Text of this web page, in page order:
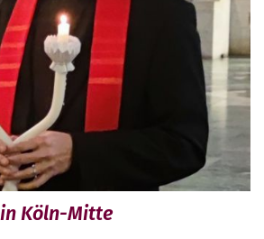
Köln-Mitte